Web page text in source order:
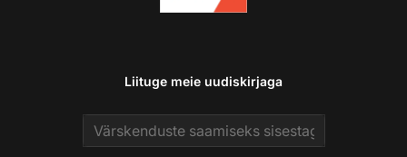
Liituge meie uudiskirjaga
Email address